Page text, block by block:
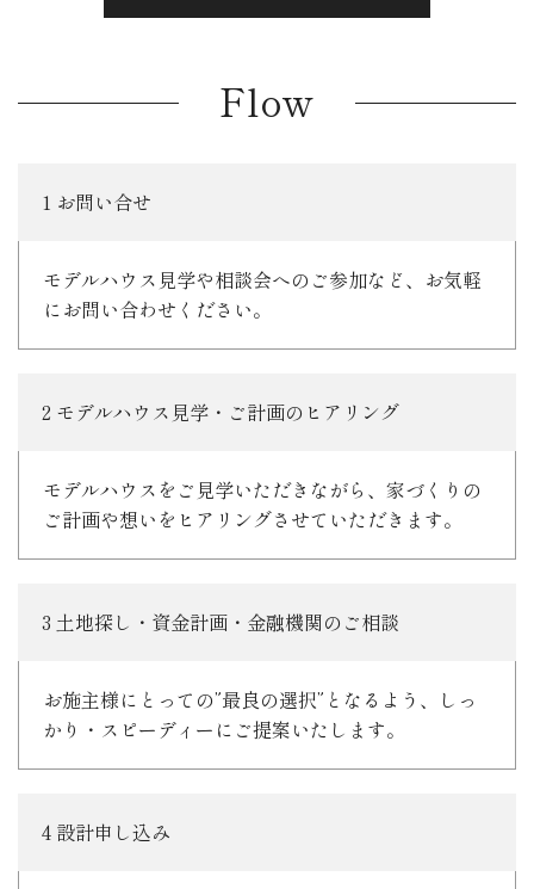
Flow
1 お問い合せ
モデルハウス見学や相談会へのご参加など、お気軽
にお問い合わせください。
2 モデルハウス見学・ご計画のヒアリング
モデルハウスをご見学いただきながら、家づくりの
ご計画や想いをヒアリングさせていただきます。
3 土地探し・資金計画・金融機関のご相談
お施主様にとっての”最良の選択”となるよう、しっ
かり・スピーディーにご提案いたします。
4 設計申し込み